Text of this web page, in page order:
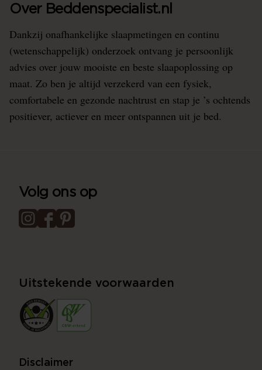
Over Beddenspecialist.nl
Dankzij onafhankelijke slaapmetingen en continu
(wetenschappelijk) onderzoek ontvang je persoonlijk
advies over jouw mooiste en beste slaapoplossing op
maat. Zo ben je altijd verzekerd van een fysiek,
comfortabele en gezonde nachtrust en stap je ’s ochtends
positiever, actiever en meer ontspannen uit je bed.
Volg ons op
Uitstekende voorwaarden
Disclaimer